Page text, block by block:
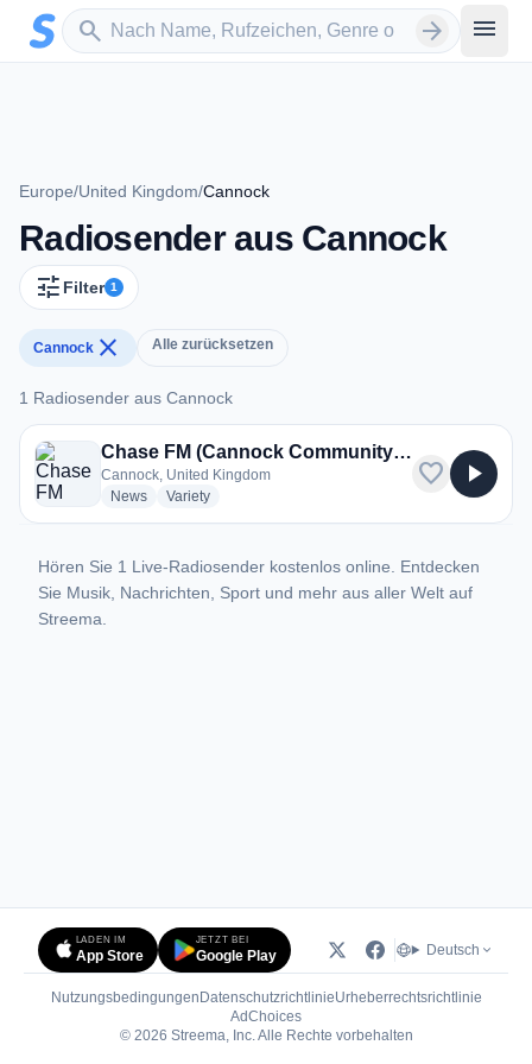
Zum Hauptinhalt springen
search
Sender suchen arrow_forward menu
Europe/United Kingdom/Cannock
Radiosender aus Cannock
tune Filter 1
Cannock close Alle zurücksetzen
1 Radiosender aus Cannock
1 Radiosender aus Cannock
Chase FM (Cannock Community Radio)
Cannock, United Kingdom
Newsradio stations
Varietyradio stations
favorite play_arrow
Hören Sie 1 Live-Radiosender kostenlos online. Entdecken
Sie Musik, Nachrichten, Sport und mehr aus aller Welt auf
Streema.
LADEN IM
App Store
JETZT BEI
Google Play Deutsch
Nutzungsbedingungen DatenschutzrichtlinieUrheberrechtsrichtlinie
AdChoices(öffnet in neuem Tab)
© 2026 Streema, Inc. Alle Rechte vorbehalten